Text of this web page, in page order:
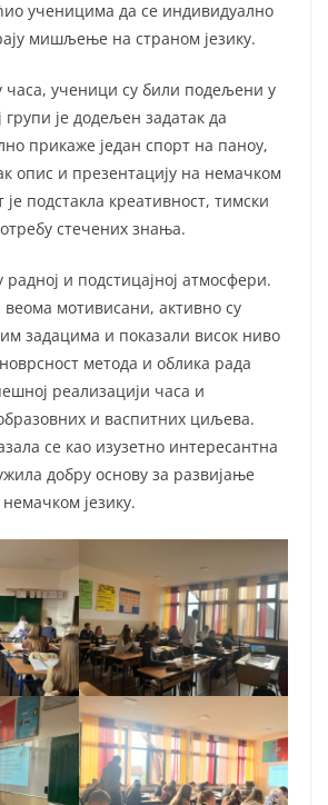
ученицима да се индивидуално
мишљење на страном језику.
ученици су били подељени у
групи је додељен задатак да
прикаже један спорт на паноу,
опис и презентацију на немачком
је подстакла креативност, тимски
стечених знања.
радној и подстицајној атмосфери.
мотивисани, активно су
задацима и показали висок ниво
метода и облика рада
реализацији часа и
и васпитних циљева.
се као изузетно интересантна
добру основу за развијање
језику.